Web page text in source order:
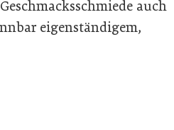
auch
eigenständigem,